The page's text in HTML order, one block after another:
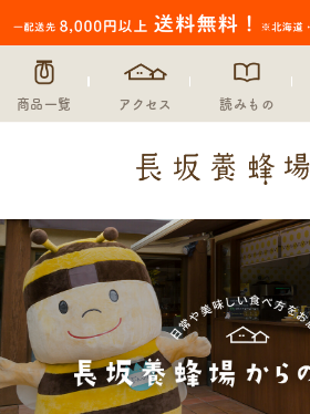
商品一覧 アクセス 読みもの